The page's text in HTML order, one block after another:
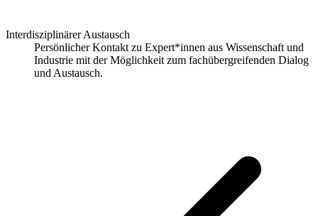
Interdisziplinärer Austausch
Persönlicher Kontakt zu Expert*innen aus Wissenschaft und
Industrie mit der Möglichkeit zum fachübergreifenden Dialog
und Austausch.